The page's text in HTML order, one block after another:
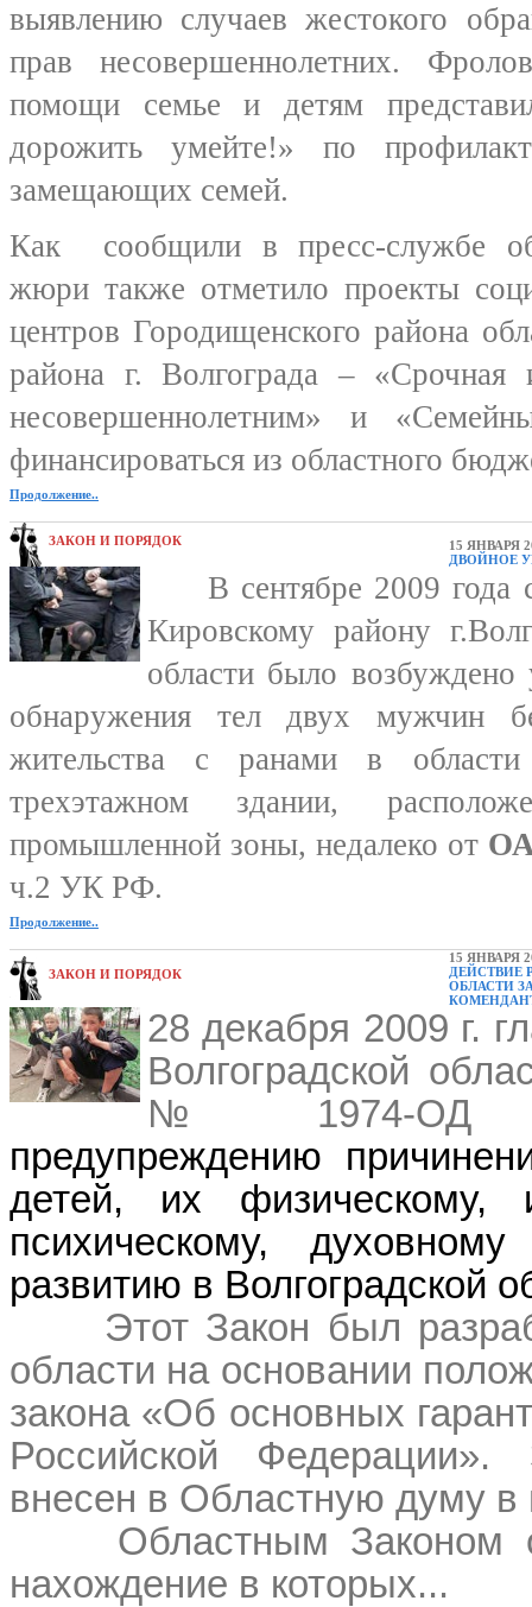
выявлению случаев жестокого
прав несовершеннолетних.
помощи семье и детям
дорожить умейте!» по
замещающих семей.
Как
сообщили в пресс-службе
жюри также отметило проекты
центров Городищенского района
района г. Волгограда – «Срочная
несовершеннолетним» и
финансироваться из областного
Продолжение..
ЗАКОН И ПОРЯДОК
15 ЯНВАРЯ
ДВОЙНОЕ
В сентябре 2009 года
Кировскому району
области было
обнаружения тел двух мужчин
жительства с ранами в
трехэтажном здании,
промышленной зоны, недалеко от
ч.2 УК РФ.
Продолжение..
ЗАКОН И ПОРЯДОК
15 ЯНВАРЯ
ДЕЙСТВИЕ
ОБЛАСТИ
28 декабря 2009 г.
Волгоградской
№ 1974-ОД
предупреждению
детей, их физическому,
психическому,
развитию в Волгоградской
Этот Закон был
области на основании
закона «Об основных
Российской Федерации».
внесен в Областную думу в
Областным Законом
нахождение в которых...